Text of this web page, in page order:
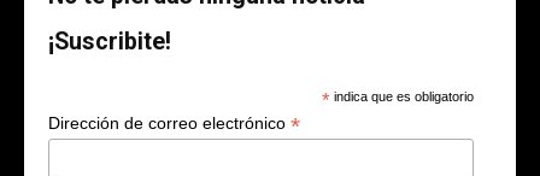
¡Suscribite!
* indica que es obligatorio
Dirección de correo electrónico *